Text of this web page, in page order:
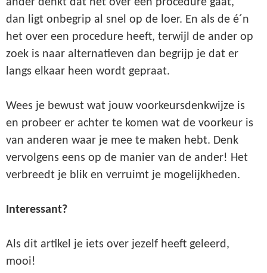
ander denkt dat het over een procedure gaat,
dan ligt onbegrip al snel op de loer. En als de é´n
het over een procedure heeft, terwijl de ander op
zoek is naar alternatieven dan begrijp je dat er
langs elkaar heen wordt gepraat.
Wees je bewust wat jouw voorkeursdenkwijze is
en probeer er achter te komen wat de voorkeur is
van anderen waar je mee te maken hebt. Denk
vervolgens eens op de manier van de ander! Het
verbreedt je blik en verruimt je mogelijkheden.
Interessant?
Als dit artikel je iets over jezelf heeft geleerd,
mooi!